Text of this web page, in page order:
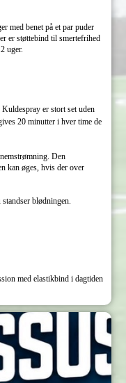
med benet på et par puder
er støttebind til smertefrihed
uger.
er stort set uden
20 minutter i hver time de
Den
kan øges, hvis der over
blødningen.
med elastikbind i dagtiden
KLUBBEN
28. juni kl. 10:00